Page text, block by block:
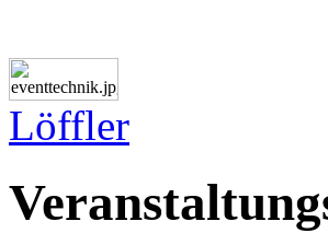
Löffler